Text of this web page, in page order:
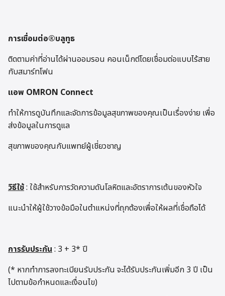
การเชื่อมต่อ®บลูทูธ
ติดตามค่าที่อ่านได้ผ่านออมรอน คอนเน็กต์โดยเชื่อมต่อแบบไร้สาย
กับสมาร์ทโฟน
แอพ OMRON Connect
ทำให้การดูบันทึกและจัดการข้อมูลสุขภาพของคุณเป็นเรื่องง่าย เพื่อ
ส่งข้อมูลในการดูแล
สุขภาพของคุณกับแพทย์ผู้เชี่ยวชาญ
วิธีใช้: ใช้สำหรับการวัดความดันโลหิตและอัตราการเต้นของหัวใจ
แนะนำให้ผู้ใช้วางข้อมือในตำแหน่งที่ถุกต้องเพื่อให้ผลที่เชื่อถือได้
การรับประกัน : 3 + 3* ปี
(* หากทำการลงทะเบียนรับประกัน จะได้รับประกันเพิ่มอีก 3 ปี เป็น
ไปตามข้อกำหนดและเงื่อนไข)